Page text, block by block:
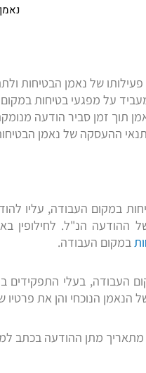
של נאמן הבטיחות
על מפגעי בטיחות
תוך זמן סביר הודעה
ההעסקה של נאמן
במקום העבודה, עליו
ההודעה הנ"ל. לחילופין
במקום העבודה.
העבודה, בעלי
הנאמן הנוכחי והן את
מתאריך מתן ההודעה בכתב